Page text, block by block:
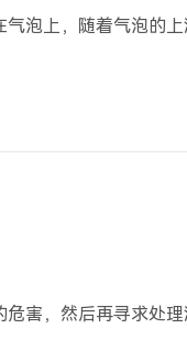
泡上，随着气泡的
害，然后再寻求处理